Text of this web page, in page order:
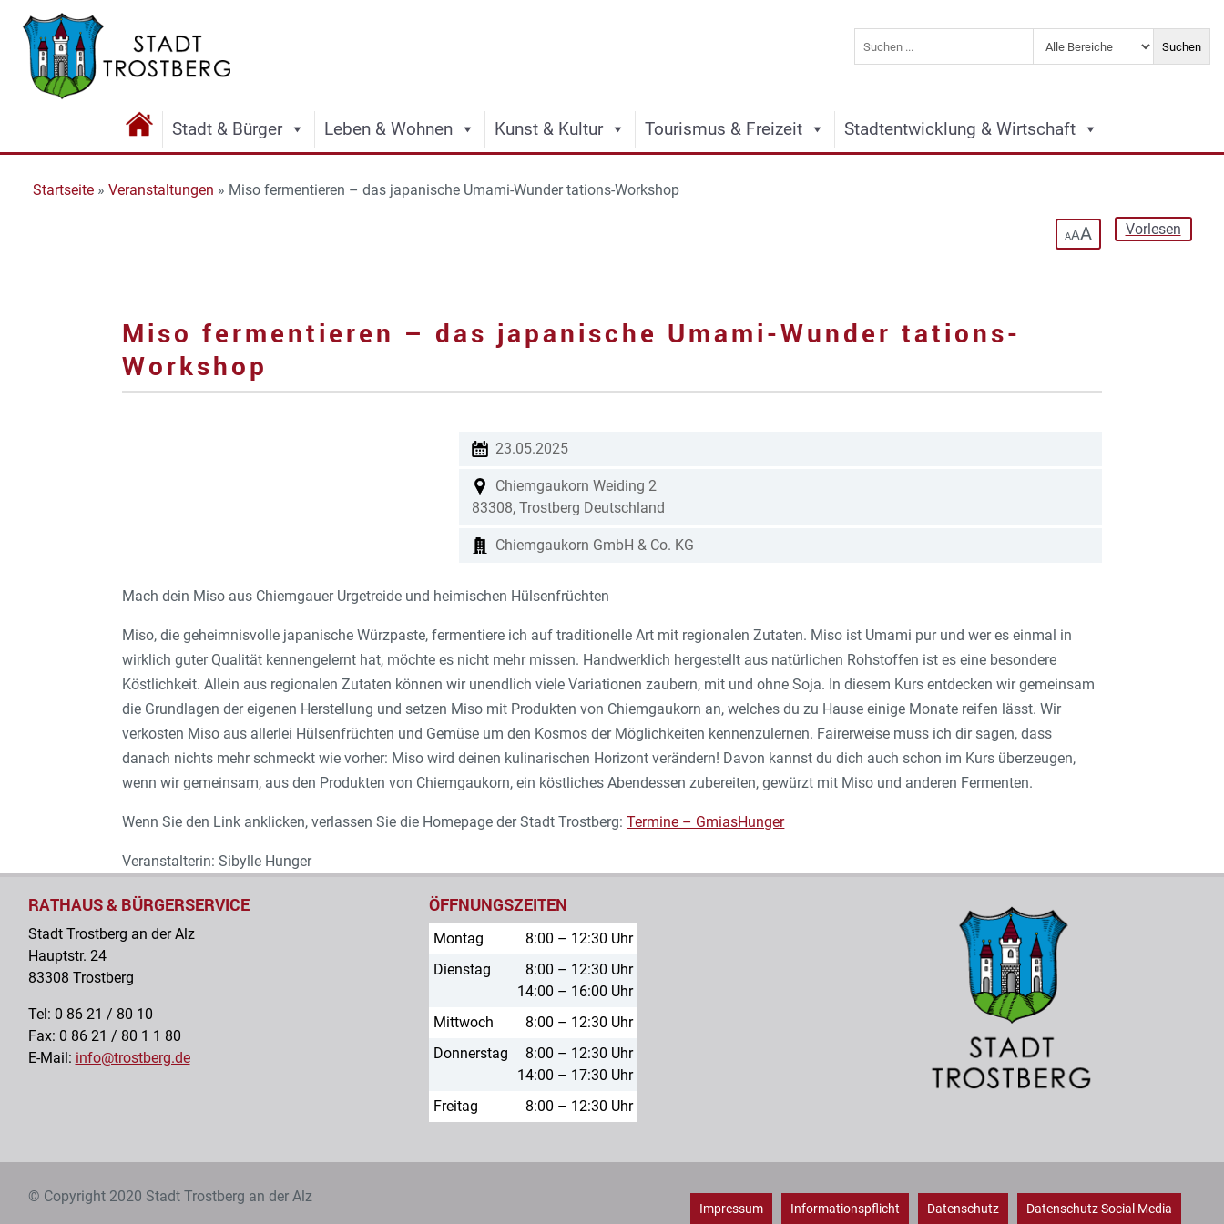
Stadt & Bürger Leben & Wohnen Kunst & Kultur Tourismus & Freizeit Stadtentwicklung & Wirtschaft
Startseite» Veranstaltungen » Miso fermentieren – das japanische Umami-Wunder tations-Workshop
Vorlesen
AAA
Miso fermentieren – das japanische Umami-Wunder tations-
Workshop
23.05.2025
Chiemgaukorn Weiding 2
83308, Trostberg Deutschland
Chiemgaukorn GmbH & Co. KG
Mach dein Miso aus Chiemgauer Urgetreide und heimischen Hülsenfrüchten
Miso, die geheimnisvolle japanische Würzpaste, fermentiere ich auf traditionelle Art mit regionalen Zutaten. Miso ist Umami pur und wer es einmal in
wirklich guter Qualität kennengelernt hat, möchte es nicht mehr missen. Handwerklich hergestellt aus natürlichen Rohstoffen ist es eine besondere
Köstlichkeit. Allein aus regionalen Zutaten können wir unendlich viele Variationen zaubern, mit und ohne Soja. In diesem Kurs entdecken wir gemeinsam
die Grundlagen der eigenen Herstellung und setzen Miso mit Produkten von Chiemgaukorn an, welches du zu Hause einige Monate reifen lässt. Wir
verkosten Miso aus allerlei Hülsenfrüchten und Gemüse um den Kosmos der Möglichkeiten kennenzulernen. Fairerweise muss ich dir sagen, dass
danach nichts mehr schmeckt wie vorher: Miso wird deinen kulinarischen Horizont verändern! Davon kannst du dich auch schon im Kurs überzeugen,
wenn wir gemeinsam, aus den Produkten von Chiemgaukorn, ein köstliches Abendessen zubereiten, gewürzt mit Miso und anderen Fermenten.
Wenn Sie den Link anklicken, verlassen Sie die Homepage der Stadt Trostberg:Termine – GmiasHunger
Veranstalterin: Sibylle Hunger
RATHAUS & BÜRGERSERVICE
Stadt Trostberg an der Alz
Hauptstr. 24
83308 Trostberg
Tel: 0 86 21 / 80 10
Fax: 0 86 21 / 80 1 1 80
E-Mail: info@trostberg.de
ÖFFNUNGSZEITEN
Montag
8:00 – 12:30 Uhr
Dienstag
8:00 – 12:30 Uhr
14:00 – 16:00 Uhr
Mittwoch
8:00 – 12:30 Uhr
Donnerstag
8:00 – 12:30 Uhr
14:00 – 17:30 Uhr
Freitag
8:00 – 12:30 Uhr
© Copyright 2020 Stadt Trostberg an der Alz
Impressum Informationspflicht Datenschutz Datenschutz Social Media